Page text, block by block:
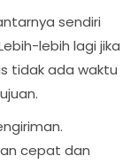
sendiri
lebih lagi jika
tidak ada waktu
cepat dan